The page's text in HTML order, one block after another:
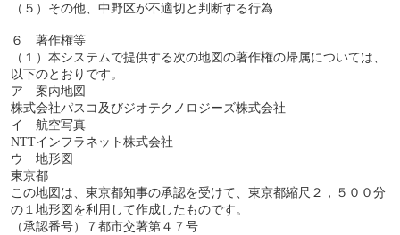
（５）その他、中野区が不適切と判断する行為
６ 著作権等
（１）本システムで提供する次の地図の著作権の帰属については、
以下のとおりです。
ア 案内地図
株式会社パスコ及びジオテクノロジーズ株式会社
イ 航空写真
NTTインフラネット株式会社
ウ 地形図
東京都
この地図は、東京都知事の承認を受けて、東京都縮尺２，５００分
の１地形図を利用して作成したものです。
（承認番号）７都市交著第４７号